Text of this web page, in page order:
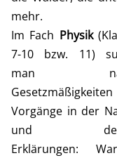
mehr.
Im Fach Physik
7-10 bzw. 11)
man
Vorgänge in der
und
Erklärungen: